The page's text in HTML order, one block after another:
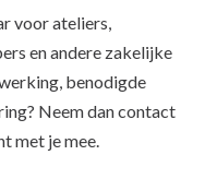
voor ateliers,
en andere zakelijke
benodigde
Neem dan contact
met je mee.